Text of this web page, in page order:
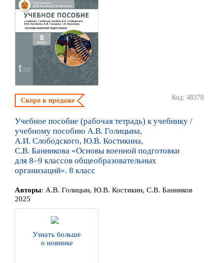
Код: 48378
Скоро в продаже
Учебное пособие (рабочая тетрадь) к учебнику /
учебному пособию А.В. Голицына,
А.И. Слободского, Ю.В. Костикина,
С.В. Банникова «Основы военной подготовки
для 8–9 классов общеобразовательных
организаций». 8 класс
Авторы: А.В. Голицын, Ю.В. Костикин, С.В. Банников
2025
Узнать больше
о новинке